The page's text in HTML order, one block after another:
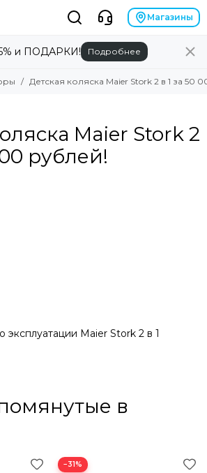
Магазины
и ПОДАРКИ! Подробнее
Детская коляска Maier Stork 2 в 1 за 50
Maier Stork 2
рублей!
эксплуатации Maier Stork 2 в 1
в
−31%